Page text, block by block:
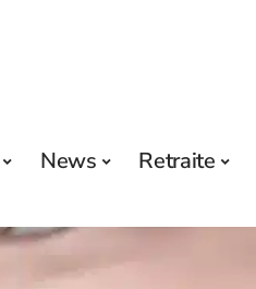
News Retraite